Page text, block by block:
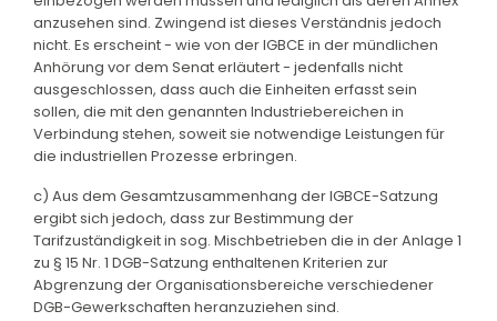
anzusehen sind. Zwingend ist dieses Verständnis jedoch
nicht. Es erscheint - wie von der IGBCE in der mündlichen
Anhörung vor dem Senat erläutert - jedenfalls nicht
ausgeschlossen, dass auch die Einheiten erfasst sein
sollen, die mit den genannten Industriebereichen in
Verbindung stehen, soweit sie notwendige Leistungen für
die industriellen Prozesse erbringen.
c) Aus dem Gesamtzusammenhang der IGBCE-Satzung
ergibt sich jedoch, dass zur Bestimmung der
Tarifzuständigkeit in sog. Mischbetrieben die in der Anlage 1
zu § 15 Nr. 1 DGB-Satzung enthaltenen Kriterien zur
Abgrenzung der Organisationsbereiche verschiedener
DGB-Gewerkschaften heranzuziehen sind.